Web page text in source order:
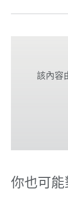
該內容
你也可